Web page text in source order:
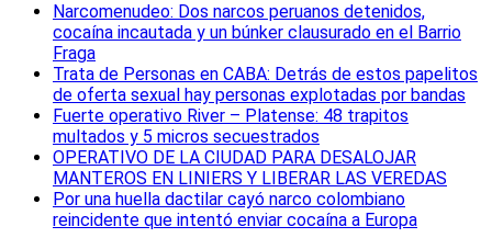
Narcomenudeo: Dos narcos peruanos detenidos,
cocaína incautada y un búnker clausurado en el Barrio
Fraga
Trata de Personas en CABA: Detrás de estos papelitos
de oferta sexual hay personas explotadas por bandas
Fuerte operativo River – Platense: 48 trapitos
multados y 5 micros secuestrados
OPERATIVO DE LA CIUDAD PARA DESALOJAR
MANTEROS EN LINIERS Y LIBERAR LAS VEREDAS
Por una huella dactilar cayó narco colombiano
reincidente que intentó enviar cocaína a Europa